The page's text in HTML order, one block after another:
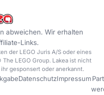
abweichen. Wir erhalten
Links.
der LEGO Juris A/S oder eines
LEGO Group. Lakea ist nicht
gesponsert oder anerkannt.
DatenschutzImpressum